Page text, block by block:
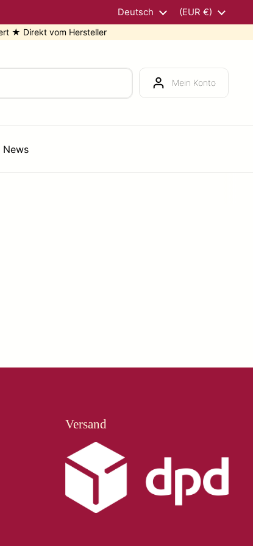
Sprache
Deutsch Land/Region
(EUR €)
Direkt vom Hersteller
Mein Konto
News
Versand